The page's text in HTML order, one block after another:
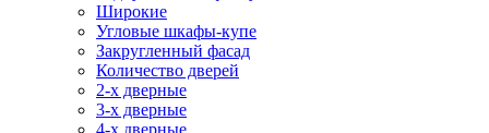
Широкие
Угловые шкафы-купе
Закругленный фасад
Количество дверей
2-х дверные
3-х дверные
4-х дверные